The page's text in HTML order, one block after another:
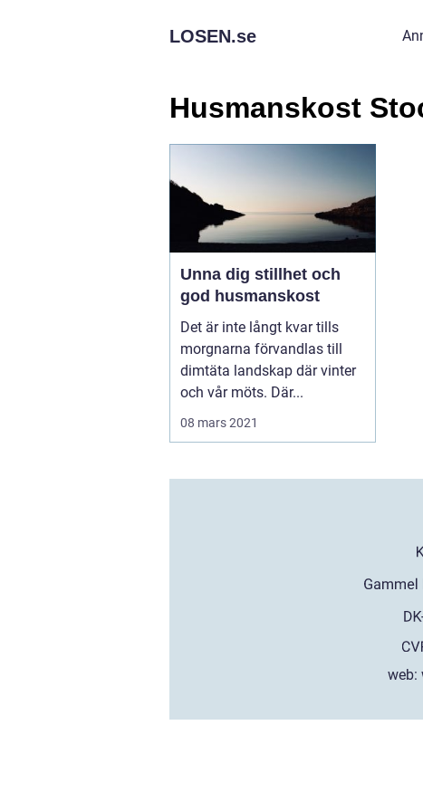
LOSEN.se
Husmanskost
Unna dig stillhet och
god husmanskost
Det är inte långt kvar tills
morgnarna förvandlas till
dimtäta landskap där vinter
och vår möts. Där...
08 mars 2021
web: